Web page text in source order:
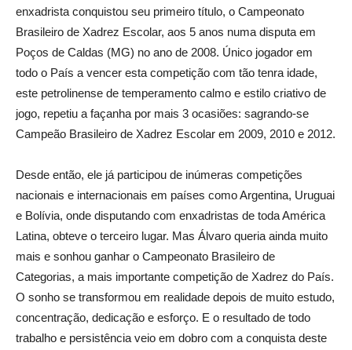
enxadrista conquistou seu primeiro título, o Campeonato
Brasileiro de Xadrez Escolar, aos 5 anos numa disputa em
Poços de Caldas (MG) no ano de 2008. Único jogador em
todo o País a vencer esta competição com tão tenra idade,
este petrolinense de temperamento calmo e estilo criativo de
jogo, repetiu a façanha por mais 3 ocasiões: sagrando-se
Campeão Brasileiro de Xadrez Escolar em 2009, 2010 e 2012.
Desde então, ele já participou de inúmeras competições
nacionais e internacionais em países como Argentina, Uruguai
e Bolívia, onde disputando com enxadristas de toda América
Latina, obteve o terceiro lugar. Mas Álvaro queria ainda muito
mais e sonhou ganhar o Campeonato Brasileiro de
Categorias, a mais importante competição de Xadrez do País.
O sonho se transformou em realidade depois de muito estudo,
concentração, dedicação e esforço. E o resultado de todo
trabalho e persistência veio em dobro com a conquista deste